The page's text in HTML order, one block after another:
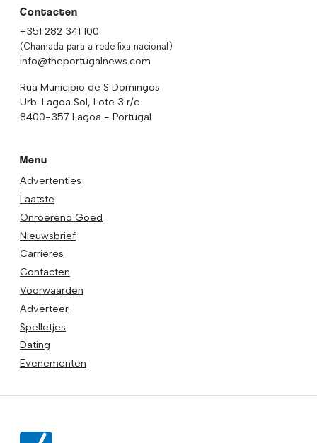
Contacten
+351 282 341 100
(Chamada para a rede fixa nacional)
info@theportugalnews.com
Rua Municipio de S Domingos
Urb. Lagoa Sol, Lote 3 r/c
8400-357 Lagoa - Portugal
Menu
Advertenties
Laatste
Onroerend Goed
Nieuwsbrief
Carrières
Contacten
Voorwaarden
Adverteer
Spelletjes
Dating
Evenementen